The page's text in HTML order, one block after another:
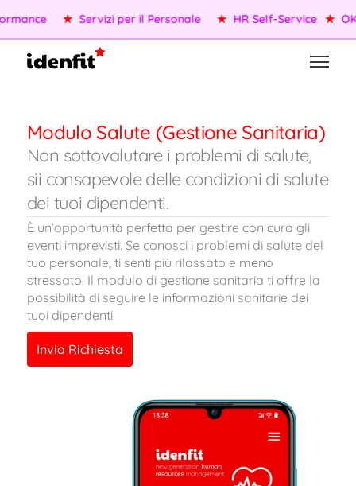
★ Servizi per il Personale ★ HR Self-Service ★
Modulo Salute (Gestione Sanitaria)
Non sottovalutare i problemi di salute,
sii consapevole delle condizioni di salute
dei tuoi dipendenti.
È un’opportunità perfetta per gestire con cura gli
eventi imprevisti. Se conosci i problemi di salute del
tuo personale, ti senti più rilassato e meno
stressato. Il modulo di gestione sanitaria ti offre la
possibilità di seguire le informazioni sanitarie dei
tuoi dipendenti.
Invia Richiesta